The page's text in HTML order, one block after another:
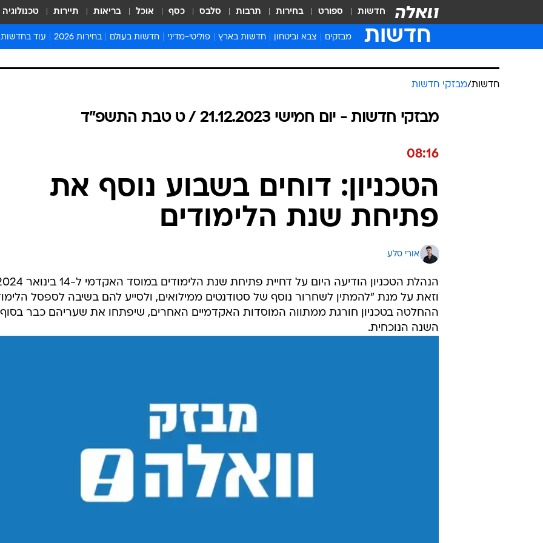
חדשות ספורט בחירות תרבות סלבס כסף אוכל בריאות תיירות טכנולוגיה
חדשות מבזקים צבא וביטחון חדשות בארץ
ישראלים בחו"ל
פוליטי-מדיני חדשות בעולם
אסיה והפסיפיק
בחירות 2026 עוד בחדשות
המייל האדום
חדשות/מבזקי חדשות
מבזקי חדשות - יום חמישי 21.12.2023 / ט טבת התשפ"ד
08:16
הטכניון: דוחים בשבוע נוסף את
פתיחת שנת הלימודים
אורי סלע
וזאת על מנת "להמתין לשחרור נוסף של סטודנטים ממילואים, ולסייע להם בשיבה לספסל
ההחלטה בטכניון חורגת ממתווה המוסדות האקדמיים האחרים, שיפתחו את שעריהם כבר בסוף
השנה הנוכחית.